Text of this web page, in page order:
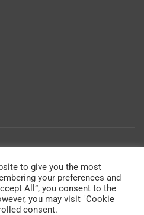
to give you the most
your preferences and
All”, you consent to the
you may visit "Cookie
consent.
sicherzustellen, dass Sie auf
Erfahrung machen. Wenn
gehen wir davon aus, dass